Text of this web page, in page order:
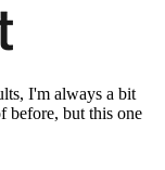
I'm always a bit
before, but this one